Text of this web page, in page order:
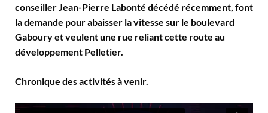
conseiller Jean-Pierre Labonté décédé récemment, font
la demande pour abaisser la vitesse sur le boulevard
Gaboury et veulent une rue reliant cette route au
développement Pelletier.
Chronique des activités à venir.